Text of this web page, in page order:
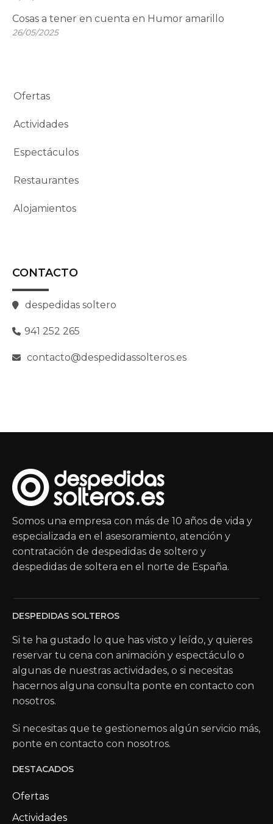
Cosas a tener en cuenta en Humor amarillo
26/05/2025
Ofertas
Actividades
Espectáculos
Restaurantes
Alojamientos
CONTACTO
despedidas soltero
941 252 265
contacto@despedidassolteros.es
Somos una empresa con más de 10 años de vida y
especializada en el asesoramiento, atención y
contratación de despedidas de soltero y
despedidas de soltera en el norte de España.
DESPEDIDAS SOLTEROS
Si te ha gustado lo que has visto y leído, y quieres
reservar tu cena con animación y espectáculo o
algunas de nuestras actividades, o si necesitas
hacernos alguna consulta ponte en contacto con
nosotros.
Si necesitas que te gestionemos algún servicio más,
ponte en contacto con nosotros.
DESTACADOS
Ofertas
Actividades